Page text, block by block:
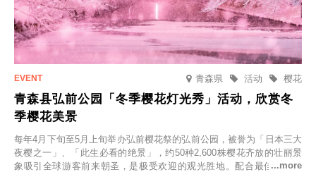
青森県 樱花
活动
青森县弘前公园「冬季樱花灯光秀」活动，欣赏冬
季樱花美景
每年4月下旬至5月上旬举办弘前樱花祭的弘前公园，被誉为「日本三大
夜樱之一」、「此生必看的绝景」，约50种2,600株樱花齐放的壮丽景
象吸引全球游客前来朝圣，是极受欢迎的观光胜地。配合最佳观雪时